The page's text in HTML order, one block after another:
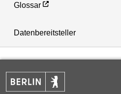
Glossar
Datenbereitsteller